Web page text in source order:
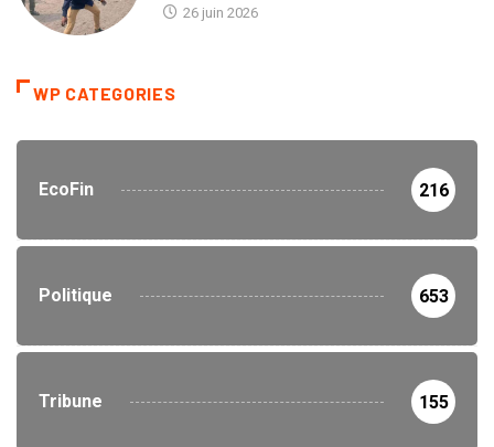
26 juin 2026
WP CATEGORIES
EcoFin 216
Politique 653
Tribune 155